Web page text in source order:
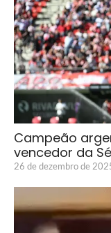
Campeão
vencedor da
26 de dezembro de